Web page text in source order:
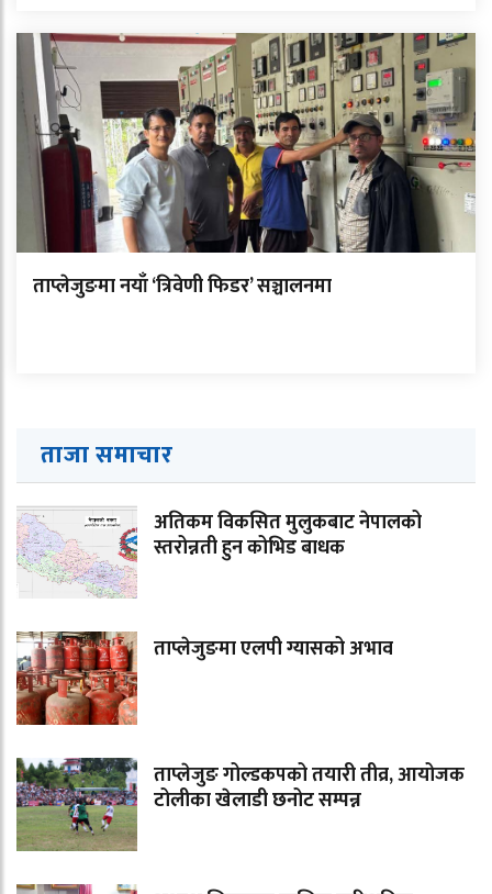
ताप्लेजुङमा नयाँ ‘त्रिवेणी फिडर’ सञ्चालनमा
ताजा समाचार
अतिकम विकसित मुलुकबाट नेपालको
स्तरोन्नती हुन कोभिड बाधक
ताप्लेजुङमा एलपी ग्यासको अभाव
ताप्लेजुङ गोल्डकपको तयारी तीव्र, आयोजक
टोलीका खेलाडी छनोट सम्पन्न